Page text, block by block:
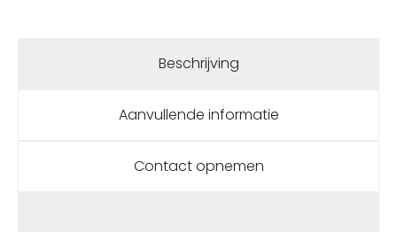
Beschrijving
Aanvullende informatie
Contact opnemen